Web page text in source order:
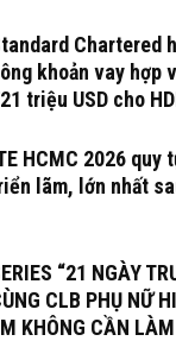
Chartered
khoản vay hợp
triệu USD cho
HCMC 2026 quy
lãm, lớn nhất
“21 NGÀY
CLB PHỤ NỮ
KHÔNG CẦN